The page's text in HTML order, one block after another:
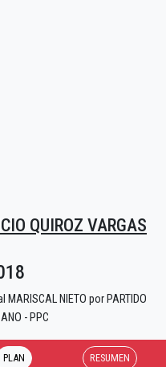
QUIROZ VARGAS
NIETO por PARTIDO
- PPC
PLAN RESUMEN